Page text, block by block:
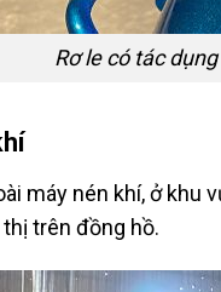
Rơ le có tác
máy nén khí, ở
trên đồng hồ.